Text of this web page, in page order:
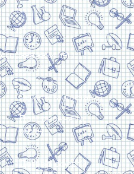
права захищені
Оплата та доставка
Повернення та
обмін
Договір оферти